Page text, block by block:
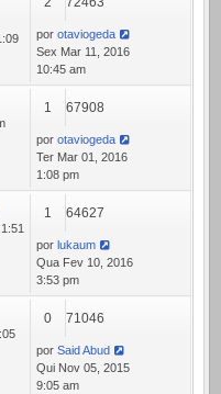
por otaviogeda
Sex Mar 11, 2016
10:45 am
1 67908
por otaviogeda
Ter Mar 01, 2016
1:08 pm
1 64627
por lukaum
Qua Fev 10, 2016
3:53 pm
0 71046
por Said Abud
Qui Nov 05, 2015
9:05 am